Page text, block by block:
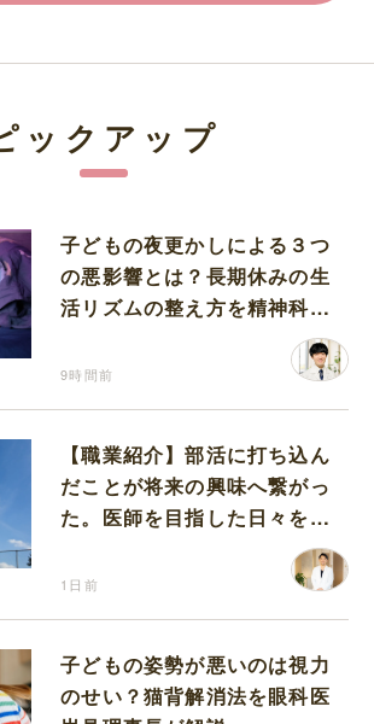
ックアップ
子どもの夜更かしによる３つ
の悪影響とは？長期休みの生
活リズムの整え方を精神科医
9時間前
【職業紹介】部活に打ち込ん
だことが将来の興味へ繋がっ
た。医師を目指した日々を振
1日前
子どもの姿勢が悪いのは視力
のせい？猫背解消法を眼科医